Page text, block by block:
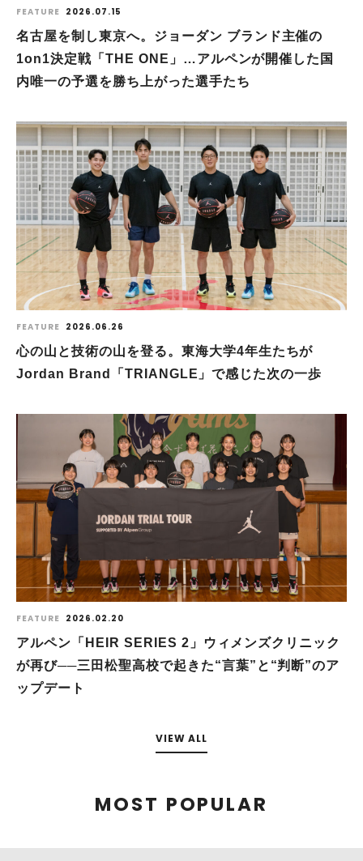
FEATURE 2026.07.15
名古屋を制し東京へ。ジョーダン ブランド主催の
1on1決定戦「THE ONE」…アルペンが開催した国
内唯一の予選を勝ち上がった選手たち
FEATURE 2026.06.26
心の山と技術の山を登る。東海大学4年生たちが
Jordan Brand「TRIANGLE」で感じた次の一歩
FEATURE 2026.02.20
アルペン「HEIR SERIES 2」ウィメンズクリニック
が再び──三田松聖高校で起きた“言葉”と“判断”のア
ップデート
VIEW ALL
MOST POPULAR